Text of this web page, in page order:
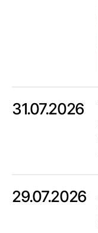
31.07.2026
29.07.2026